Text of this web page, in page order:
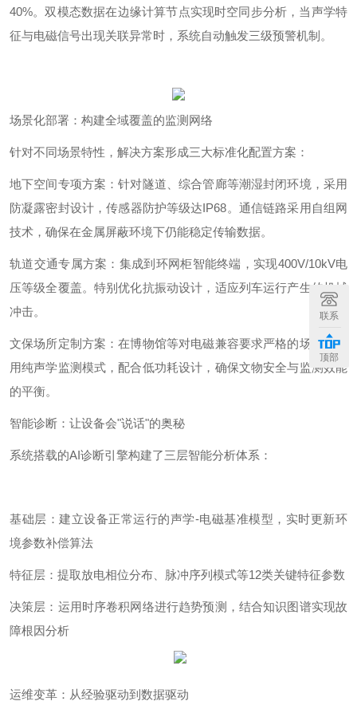
40%。双模态数据在边缘计算节点实现时空同步分析，当声学特
征与电磁信号出现关联异常时，系统自动触发三级预警机制。
场景化部署：构建全域覆盖的监测网络
针对不同场景特性，解决方案形成三大标准化配置方案：
地下空间专项方案：针对隧道、综合管廊等潮湿封闭环境，采用
防凝露密封设计，传感器防护等级达IP68。通信链路采用自组网
技术，确保在金属屏蔽环境下仍能稳定传输数据。
轨道交通专属方案：集成到环网柜智能终端，实现400V/10kV电
压等级全覆盖。特别优化抗振动设计，适应列车运行产生的机械
冲击。
文保场所定制方案：在博物馆等对电磁兼容要求严格的场景，采
用纯声学监测模式，配合低功耗设计，确保文物安全与监测效能
的平衡。
智能诊断：让设备会"说话"的奥秘
系统搭载的AI诊断引擎构建了三层智能分析体系：
基础层：建立设备正常运行的声学-电磁基准模型，实时更新环
境参数补偿算法
特征层：提取放电相位分布、脉冲序列模式等12类关键特征参数
决策层：运用时序卷积网络进行趋势预测，结合知识图谱实现故
障根因分析
运维变革：从经验驱动到数据驱动
联系
顶部